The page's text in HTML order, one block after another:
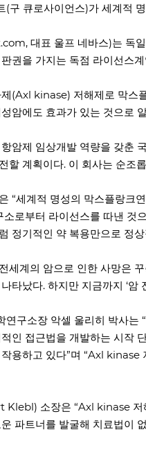
(구 큐로사이언스)가 세계적
대표 울프 네바스)는 독
권을 가지는 독점 라이선스
(Axl kinase) 저해제로 막스
암에도 효과가 있는 것으로
암제 임상개발 역량을 갖춘
할 계획이다. 이 회사는 순조
“세계적 명성의 막스플랑크
로부터 라이선스를 따낸 것
정기적인 약 복용만으로 정
세계의 암으로 인한 사망은
타났다. 하지만 지금까지 ‘
연구소장 악셀 울리히 박사는
인 접근법을 개발하는 시작
용하고 있다”며 “Axl
소장은 “Axl kinase 저
파트너를 발굴해 치료법이